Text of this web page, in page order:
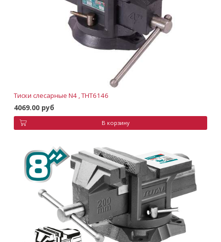
Тиски слесарные N4 , THT6146
4069.00 руб
В корзину